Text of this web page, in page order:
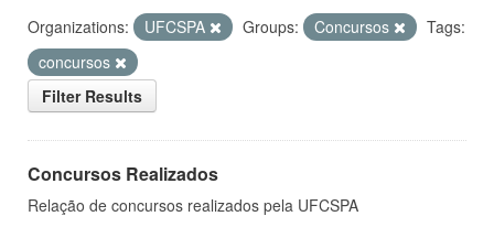
Organizations: UFCSPA Groups: Concursos
Tags:
concursos
Filter Results
Concursos Realizados
Relação de concursos realizados pela UFCSPA